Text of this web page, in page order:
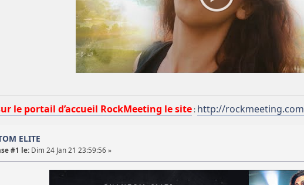
le portail d’accueil RockMeeting le site: http://rockmeeting.com
ELITE
#1 le: Dim 24 Jan 21 23:59:56 »